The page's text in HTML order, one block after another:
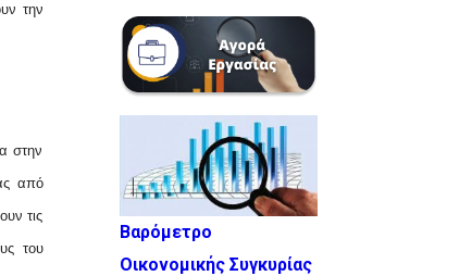
την
στην
από
τις
του
Βαρόμετρο
Οικονομικής Συγκυρίας